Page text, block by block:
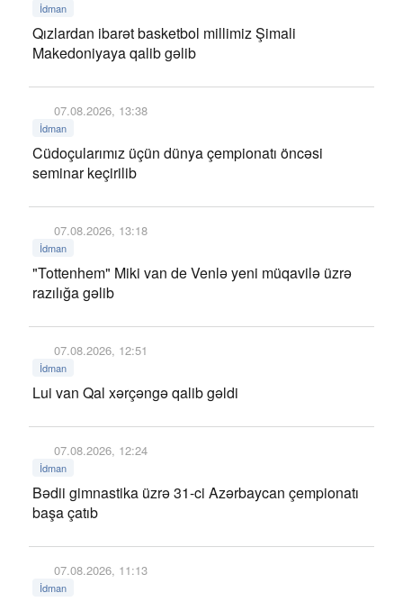
İdman
Qızlardan ibarət basketbol millimiz Şimali
Makedoniyaya qalib gəlib
07.08.2026, 13:38
İdman
Cüdoçularımız üçün dünya çempionatı öncəsi
seminar keçirilib
07.08.2026, 13:18
İdman
"Tottenhem" Miki van de Venlə yeni müqavilə üzrə
razılığa gəlib
07.08.2026, 12:51
İdman
Lui van Qal xərçəngə qalib gəldi
07.08.2026, 12:24
İdman
Bədii gimnastika üzrə 31-ci Azərbaycan çempionatı
başa çatıb
07.08.2026, 11:13
İdman